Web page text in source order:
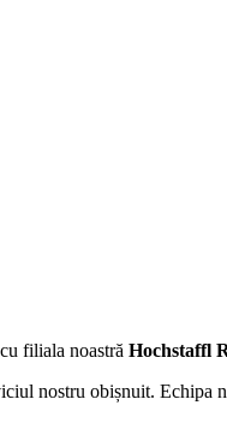
filiala noastrăHochstaffl
nostru obișnuit. Echipa